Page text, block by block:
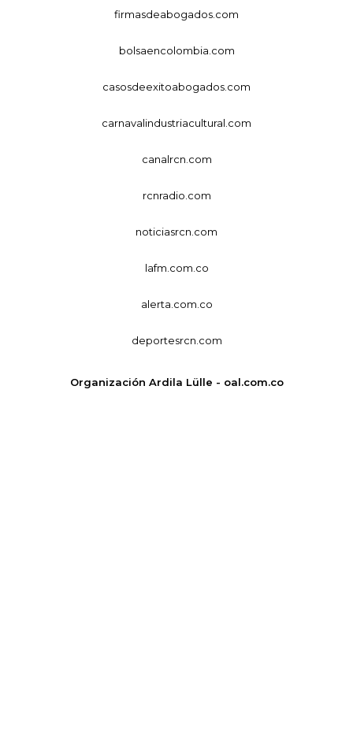
firmasdeabogados.com
bolsaencolombia.com
casosdeexitoabogados.com
carnavalindustriacultural.com
canalrcn.com
rcnradio.com
noticiasrcn.com
lafm.com.co
alerta.com.co
deportesrcn.com
Organización Ardila Lülle - oal.com.co